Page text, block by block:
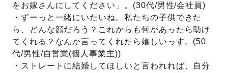
をお嫁さんにしてください」。(30代/男性/会社員)
・ずーっと一緒にいたいね。私たちの子供できた
ら、どんな顔だろう？これからも何かあったら助け
てくれる？なんか言ってくれたら嬉しいっす。(50
代/男性/自営業(個人事業主))
・ストレートに結婚してほしいと言われれば、自分